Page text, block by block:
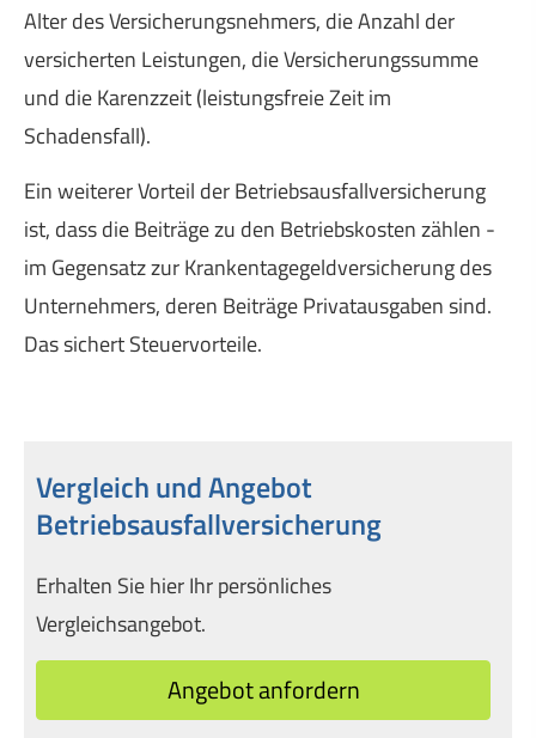
Alter des Versicherungsnehmers, die Anzahl der
versicherten Leistungen, die Versicherungssumme
und die Karenzzeit (leistungsfreie Zeit im
Schadensfall).
Ein weiterer Vorteil der Betriebsausfallversicherung
ist, dass die Beiträge zu den Betriebskosten zählen -
im Gegensatz zur Krankentagegeldversicherung des
Unternehmers, deren Beiträge Privatausgaben sind.
Das sichert Steuervorteile.
Vergleich und Angebot
Betriebsausfallversicherung
Erhalten Sie hier Ihr persönliches
Vergleichsangebot.
An­ge­bot an­for­dern